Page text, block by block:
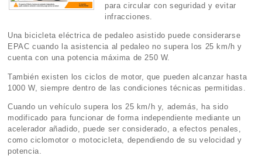
para circular con seguridad y evitar
infracciones.
Una bicicleta eléctrica de pedaleo asistido puede considerarse
EPAC cuando la asistencia al pedaleo no supera los 25 km/h y
cuenta con una potencia máxima de 250 W.
También existen los ciclos de motor, que pueden alcanzar hasta
1000 W, siempre dentro de las condiciones técnicas permitidas.
Cuando un vehículo supera los 25 km/h y, además, ha sido
modificado para funcionar de forma independiente mediante un
acelerador añadido, puede ser considerado, a efectos penales,
como ciclomotor o motocicleta, dependiendo de su velocidad y
potencia.